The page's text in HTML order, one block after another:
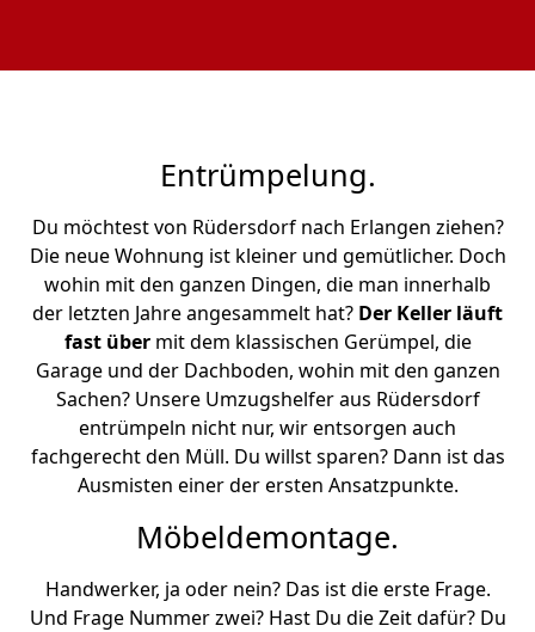
Entrümpelung.
Du möchtest von Rüdersdorf nach Erlangen ziehen?
Die neue Wohnung ist kleiner und gemütlicher. Doch
wohin mit den ganzen Dingen, die man innerhalb
der letzten Jahre angesammelt hat? Der Keller läuft
fast übermit dem klassischen Gerümpel, die
Garage und der Dachboden, wohin mit den ganzen
Sachen? Unsere Umzugshelfer aus Rüdersdorf
entrümpeln nicht nur, wir entsorgen auch
fachgerecht den Müll. Du willst sparen? Dann ist das
Ausmisten einer der ersten Ansatzpunkte.
Möbeldemontage.
Handwerker, ja oder nein? Das ist die erste Frage.
Und Frage Nummer zwei? Hast Du die Zeit dafür? Du